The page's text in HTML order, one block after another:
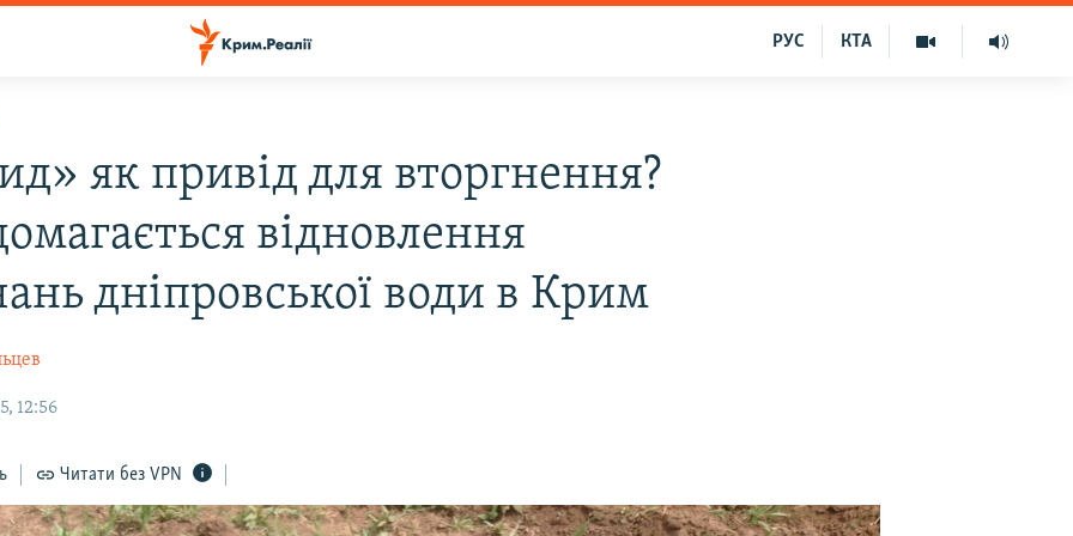
КТА
РУС
як привід для вторгнення?
відновлення
дніпровської води в Крим
12:56
Читати без VPN